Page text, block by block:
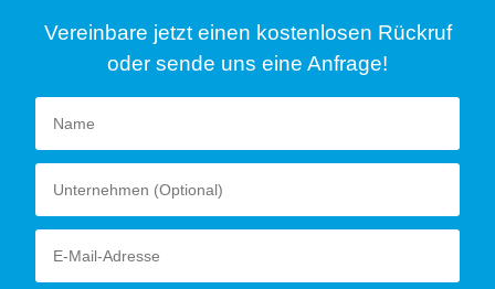
Vereinbare jetzt einen kostenlosen Rückruf
oder sende uns eine Anfrage!